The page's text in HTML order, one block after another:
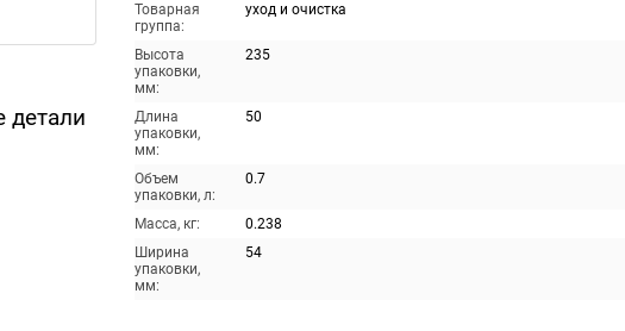
детали
Товарная
группа:
уход и очистка
Высота
упаковки,
мм:
235
Длина
упаковки,
мм:
50
Объем
упаковки, л:
0.7
Масса, кг:
0.238
Ширина
упаковки,
мм:
54